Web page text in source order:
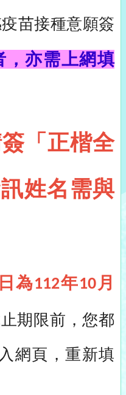
苗接種意願簽
，亦需上網填
「正楷全
姓名需與
為112年10月
期限前，您都
網頁，重新填